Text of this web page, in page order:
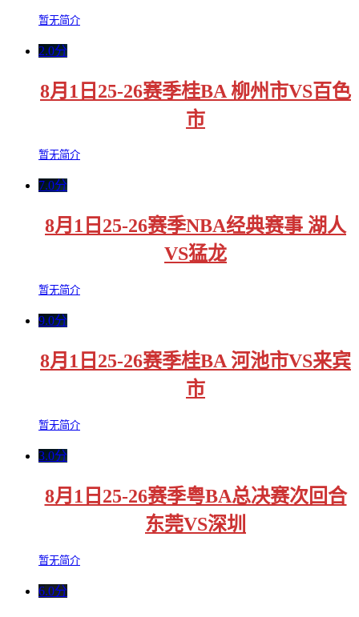
暂无简介
2.0分
8月1日25-26赛季桂BA 柳州市VS百色
市
暂无简介
7.0分
8月1日25-26赛季NBA经典赛事 湖人
VS猛龙
暂无简介
9.0分
8月1日25-26赛季桂BA 河池市VS来宾
市
暂无简介
3.0分
8月1日25-26赛季粤BA总决赛次回合
东莞VS深圳
暂无简介
6.0分